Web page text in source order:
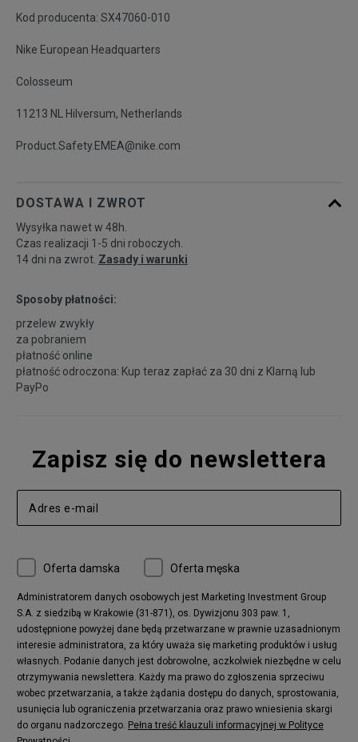
Kod producenta: SX47060-010
Nike European Headquarters
Colosseum
11213 NL Hilversum, Netherlands
Product.Safety.EMEA@nike.com
DOSTAWA I ZWROT
Wysyłka nawet w 48h.
Czas realizacji 1-5 dni roboczych.
14 dni na zwrot. Zasady i warunki
Sposoby płatności:
przelew zwykły
za pobraniem
płatność online
płatność odroczona: Kup teraz zapłać za 30 dni z Klarną lub
PayPo
Zapisz się do newslettera
Oferta damska Oferta męska
Administratorem danych osobowych jest Marketing Investment Group
S.A. z siedzibą w Krakowie (31-871), os. Dywizjonu 303 paw. 1,
udostępnione powyżej dane będą przetwarzane w prawnie uzasadnionym
interesie administratora, za który uważa się marketing produktów i usług
własnych. Podanie danych jest dobrowolne, aczkolwiek niezbędne w celu
otrzymywania newslettera. Każdy ma prawo do zgłoszenia sprzeciwu
wobec przetwarzania, a także żądania dostępu do danych, sprostowania,
usunięcia lub ograniczenia przetwarzania oraz prawo wniesienia skargi
do organu nadzorczego. Pełna treść klauzuli informacyjnej w Polityce